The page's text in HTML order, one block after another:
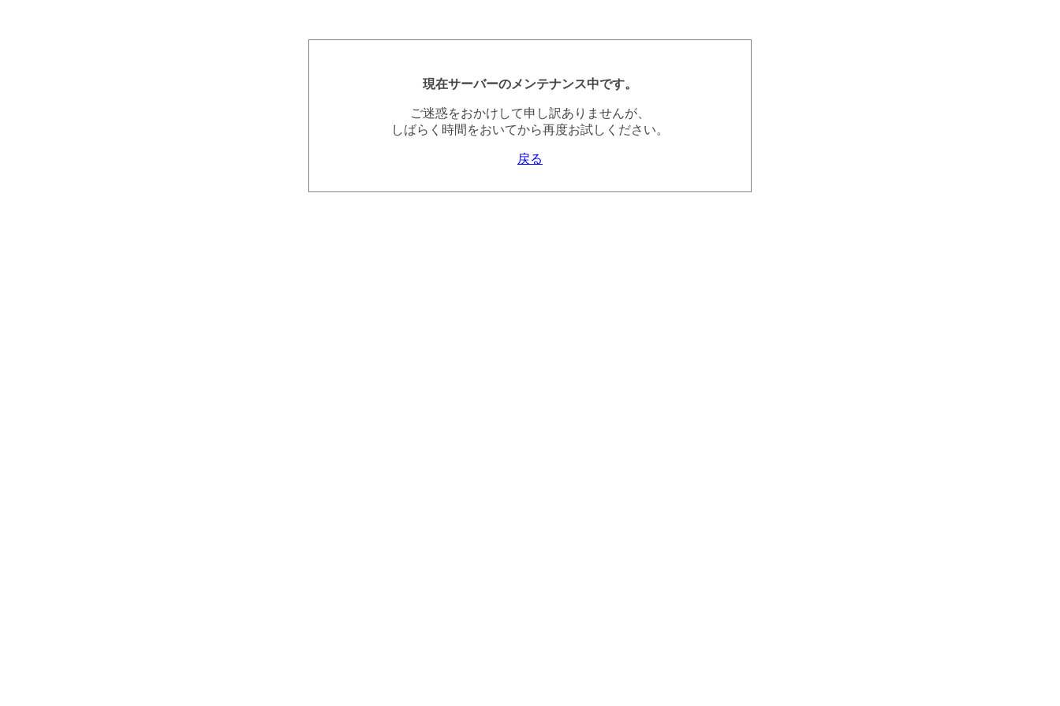
現在サーバーのメンテナンス中です。
ご迷惑をおかけして申し訳ありませんが、
しばらく時間をおいてから再度お試しください。
戻る